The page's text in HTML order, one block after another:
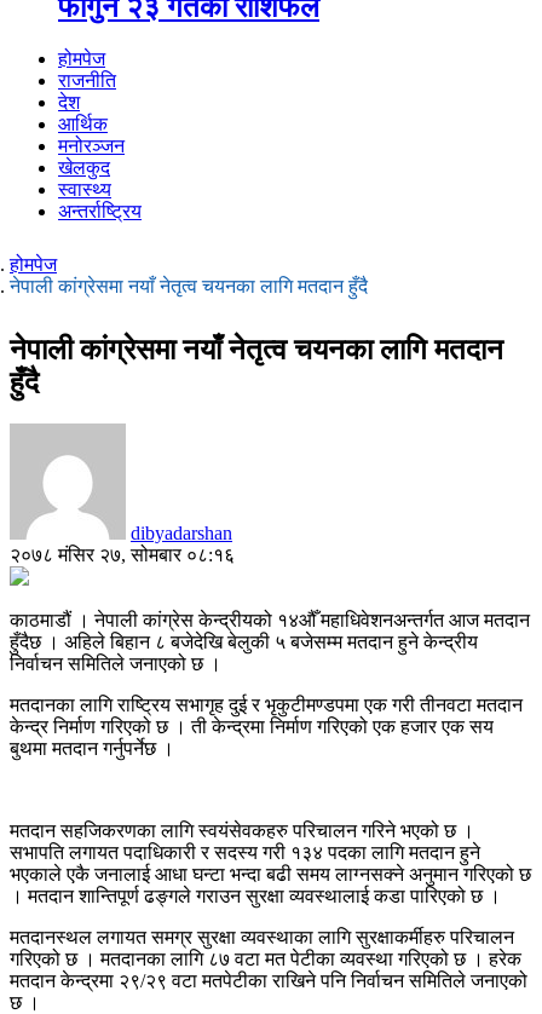
फागुन २३ गतेको राशिफल
होमपेज
राजनीति
देश
आर्थिक
मनोरञ्जन
खेलकुद
स्वास्थ्य
अन्तर्राष्ट्रिय
होमपेज
नेपाली कांग्रेसमा नयाँ नेतृत्व चयनका लागि मतदान हुँदै
नेपाली कांग्रेसमा नयाँ नेतृत्व चयनका लागि मतदान
हुँदै
dibyadarshan
२०७८ मंसिर २७, सोमबार ०८:१६
काठमाडौं । नेपाली कांग्रेस केन्द्रीयको १४औँ महाधिवेशनअन्तर्गत आज मतदान
हुँदैछ । अहिले बिहान ८ बजेदेखि बेलुकी ५ बजेसम्म मतदान हुने केन्द्रीय
निर्वाचन समितिले जनाएको छ ।
मतदानका लागि राष्ट्रिय सभागृह दुई र भृकुटीमण्डपमा एक गरी तीनवटा मतदान
केन्द्र निर्माण गरिएको छ । ती केन्द्रमा निर्माण गरिएको एक हजार एक सय
बुथमा मतदान गर्नुपर्नेछ ।
मतदान सहजिकरणका लागि स्वयंसेवकहरु परिचालन गरिने भएको छ ।
सभापति लगायत पदाधिकारी र सदस्य गरी १३४ पदका लागि मतदान हुने
भएकाले एकै जनालाई आधा घन्टा भन्दा बढी समय लाग्नसक्ने अनुमान गरिएको छ
। मतदान शान्तिपूर्ण ढङ्गले गराउन सुरक्षा व्यवस्थालाई कडा पारिएको छ ।
मतदानस्थल लगायत समग्र सुरक्षा व्यवस्थाका लागि सुरक्षाकर्मीहरु परिचालन
गरिएको छ । मतदानका लागि ८७ वटा मत पेटीका व्यवस्था गरिएको छ । हरेक
मतदान केन्द्रमा २९/२९ वटा मतपेटीका राखिने पनि निर्वाचन समितिले जनाएको
छ ।